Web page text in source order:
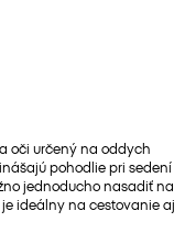
oči určený na oddych
pohodlie pri sedení
jednoducho nasadiť na
ideálny na cestovanie aj